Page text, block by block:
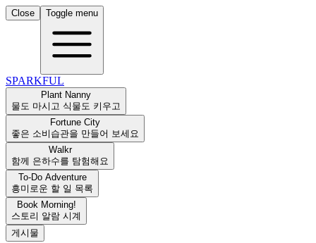
Close Toggle menu
SPARKFUL
Plant Nanny
물도 마시고 식물도 키우고
Fortune City
좋은 소비습관을 만들어 보세요
Walkr
함께 은하수를 탐험해요
To-Do Adventure
흥미로운 할 일 목록
Book Morning!
스토리 알람 시계
게시물